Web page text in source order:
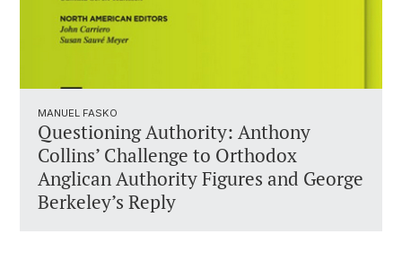
MANUEL FASKO
Questioning Authority: Anthony
Collins’ Challenge to Orthodox
Anglican Authority Figures and George
Berkeley’s Reply